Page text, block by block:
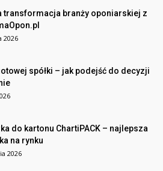
transformacja branży oponiarskiej z
2026
spółki – jak podejść do decyzji
do kartonu ChartiPACK – najlepsza
na rynku
2026